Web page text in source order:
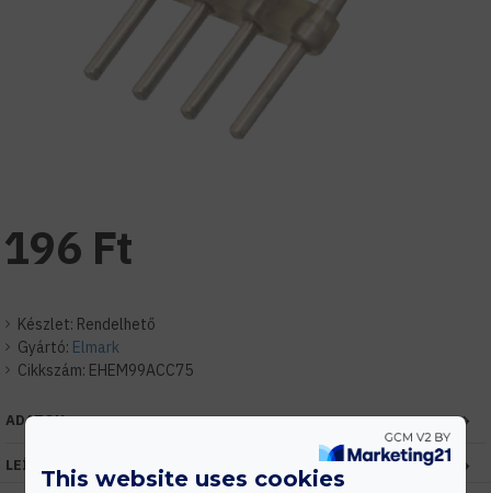
Készlet: Rendelhető
Gyártó: Elmark
Cikkszám: EHEM99ACC75
196 Ft
ADATOK
LEÍRÁS
This website uses cookies